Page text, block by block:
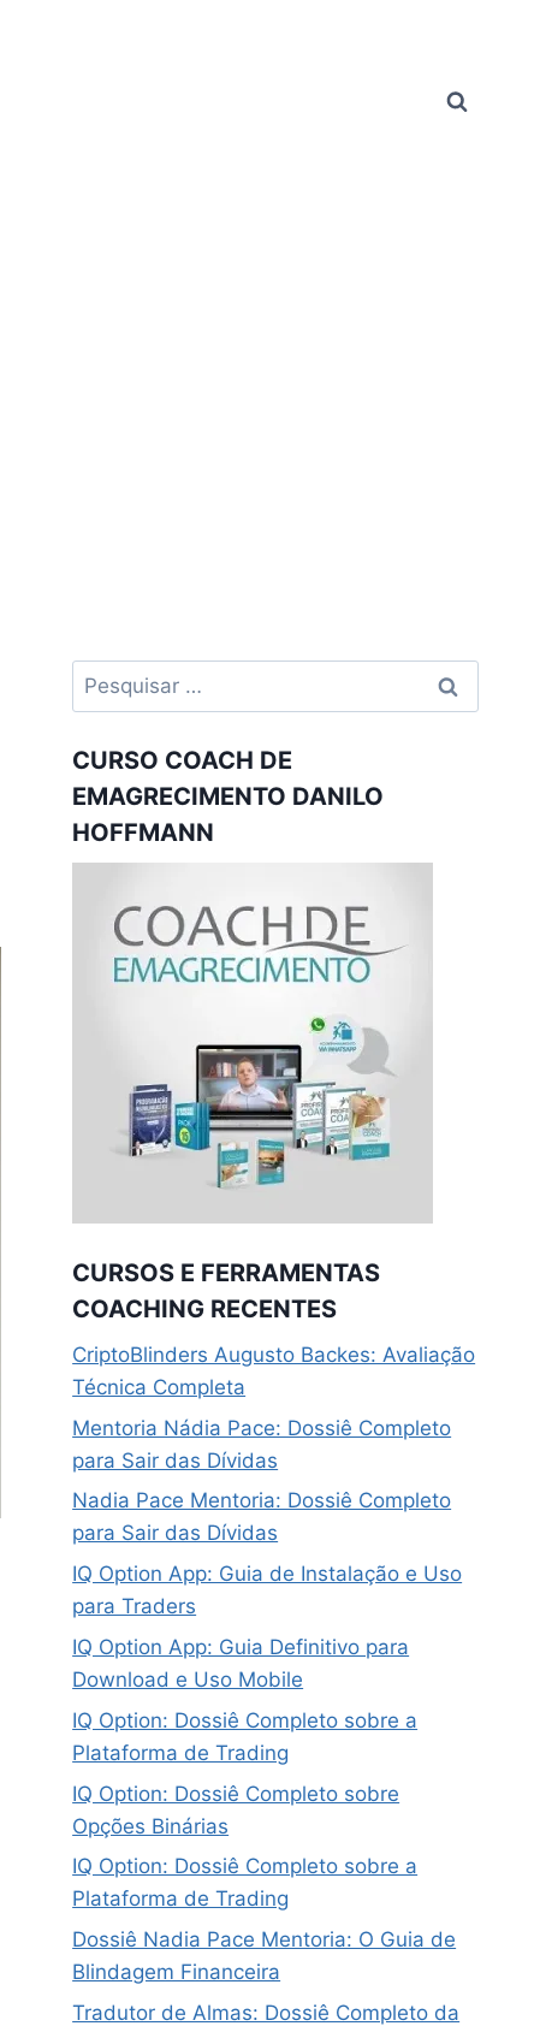
Pesquisar
por:
CURSO COACH DE
EMAGRECIMENTO DANILO
HOFFMANN
CURSOS E FERRAMENTAS
COACHING RECENTES
CriptoBlinders Augusto Backes: Avaliação
Técnica Completa
Mentoria Nádia Pace: Dossiê Completo
para Sair das Dívidas
Nadia Pace Mentoria: Dossiê Completo
para Sair das Dívidas
IQ Option App: Guia de Instalação e Uso
para Traders
IQ Option App: Guia Definitivo para
Download e Uso Mobile
IQ Option: Dossiê Completo sobre a
Plataforma de Trading
IQ Option: Dossiê Completo sobre
Opções Binárias
IQ Option: Dossiê Completo sobre a
Plataforma de Trading
Dossiê Nadia Pace Mentoria: O Guia de
Blindagem Financeira
Tradutor de Almas: Dossiê Completo da